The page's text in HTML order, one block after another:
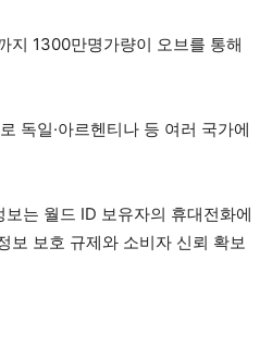
지 1300만명가량이 오브를 통해
독일·아르헨티나 등 여러 국가에
는 월드 ID 보유자의 휴대전화에
보 보호 규제와 소비자 신뢰 확보